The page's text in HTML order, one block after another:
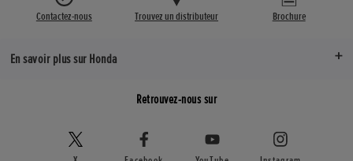
Contactez-nous Trouvez un distributeur Brochure
En savoir plus sur Honda
Retrouvez-nous sur